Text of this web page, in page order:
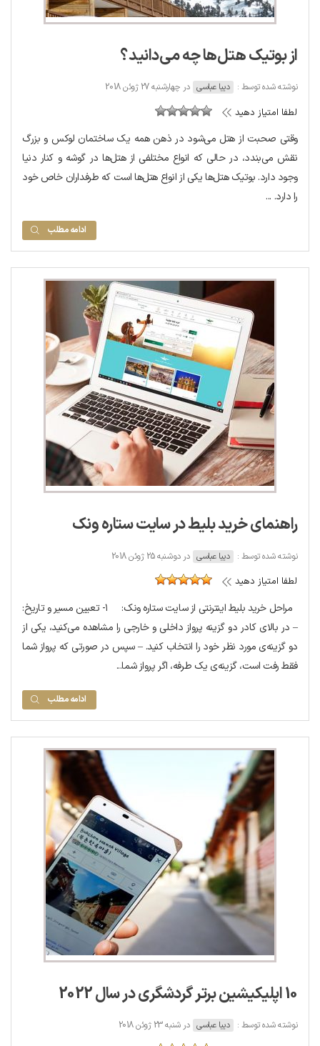
از بوتیک هتل‌ها چه می‌دانید؟
نوشته شده توسط : دیبا عباسی در چهارشنبه 27 ژوئن 2018
لطفا امتیاز دهید
وقتی صحبت از هتل می‌شود در ذهن همه یک ساختمان لوکس و بزرگ
نقش می‌بندد، در حالی که انواع مختلفی از هتل‌ها در گوشه و کنار دنیا
وجود دارد. بوتیک هتل‌ها یکی از انواع هتل‌ها است که طرفداران خاص خود
را دارد. ...
ادامه مطلب
راهنمای خرید بلیط در سایت ستاره ونک
نوشته شده توسط : دیبا عباسی در دوشنبه 25 ژوئن 2018
لطفا امتیاز دهید
مراحل خرید بلیط اینترنتی از سایت ستاره ونک: ۱- تعیین مسیر و تاریخ:
– در بالای کادر دو گزینه پرواز داخلی و خارجی را مشاهده می‌کنید، یکی از
دو گزینه‌ی مورد نظر خود را انتخاب کنید. – سپس در صورتی که پرواز شما
فقط رفت است، گزینه‌ی یک طرفه، اگر پرواز شما...
ادامه مطلب
10 اپلیکیشین برتر گردشگری در سال 2022
نوشته شده توسط : دیبا عباسی در شنبه 23 ژوئن 2018